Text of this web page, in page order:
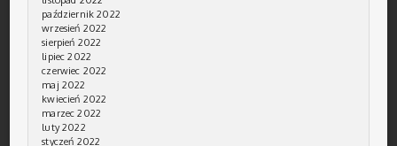
październik 2022
wrzesień 2022
sierpień 2022
lipiec 2022
czerwiec 2022
maj 2022
kwiecień 2022
marzec 2022
luty 2022
styczeń 2022